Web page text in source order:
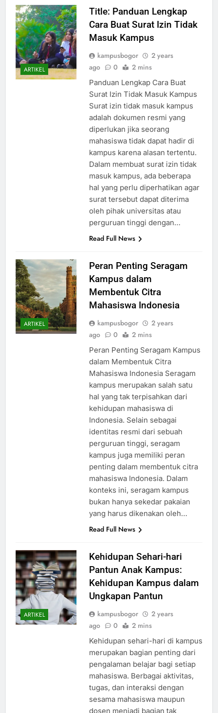
ARTIKEL
Title: Panduan Lengkap
Cara Buat Surat Izin Tidak
Masuk Kampus
kampusbogor
Panduan Lengkap Cara Buat
Surat Izin Tidak Masuk Kampus
Surat izin tidak masuk kampus
adalah dokumen resmi yang
diperlukan jika seorang
mahasiswa tidak dapat hadir di
kampus karena alasan tertentu.
Dalam membuat surat izin tidak
masuk kampus, ada beberapa
hal yang perlu diperhatikan agar
surat tersebut dapat diterima
oleh pihak universitas atau
ARTIKEL
Peran Penting Seragam
Kampus dalam
Membentuk Citra
kampusbogor
Peran Penting Seragam Kampus
dalam Membentuk Citra
Mahasiswa Indonesia Seragam
kampus merupakan salah satu
hal yang tak terpisahkan dari
kehidupan mahasiswa di
Indonesia. Selain sebagai
identitas resmi dari sebuah
perguruan tinggi, seragam
kampus juga memiliki peran
penting dalam membentuk citra
mahasiswa Indonesia. Dalam
konteks ini, seragam kampus
bukan hanya sekedar pakaian
ARTIKEL
Kehidupan Sehari-hari
Pantun Anak Kampus:
Kehidupan Kampus dalam
Ungkapan Pantun
kampusbogor
Kehidupan sehari-hari di kampus
merupakan bagian penting dari
pengalaman belajar bagi setiap
mahasiswa. Berbagai aktivitas,
tugas, dan interaksi dengan
sesama mahasiswa maupun